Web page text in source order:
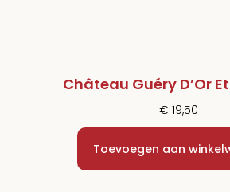
Château Guéry D’Or
€ 19,50
Toevoegen aan